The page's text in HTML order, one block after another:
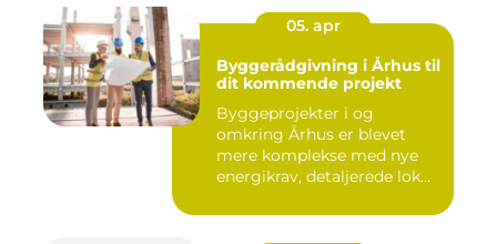
05. apr
Byggerådgivning i Århus til
dit kommende projekt
Byggeprojekter i og
omkring Århus er blevet
mere komplekse med nye
energikrav, detaljerede lok...